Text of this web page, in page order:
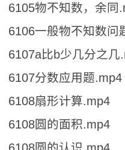
6105物不知数，余同
6106一般物不知数问
6107a比b少几分之几
6107分数应用题.mp4
6108扇形计算.mp4
6108圆的面积.mp4